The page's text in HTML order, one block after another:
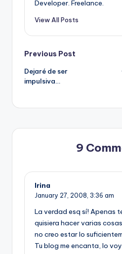
Developer. Freelance.
View All Posts
Post
navigation
Previous Post
Dejaré de ser
impulsiva…
9
Irina
January 27, 2008, 3:36 am
La verdad esq sí­! Apenas
quisiera hacer varias
no creo estar lo
Tu blog me encanta, lo